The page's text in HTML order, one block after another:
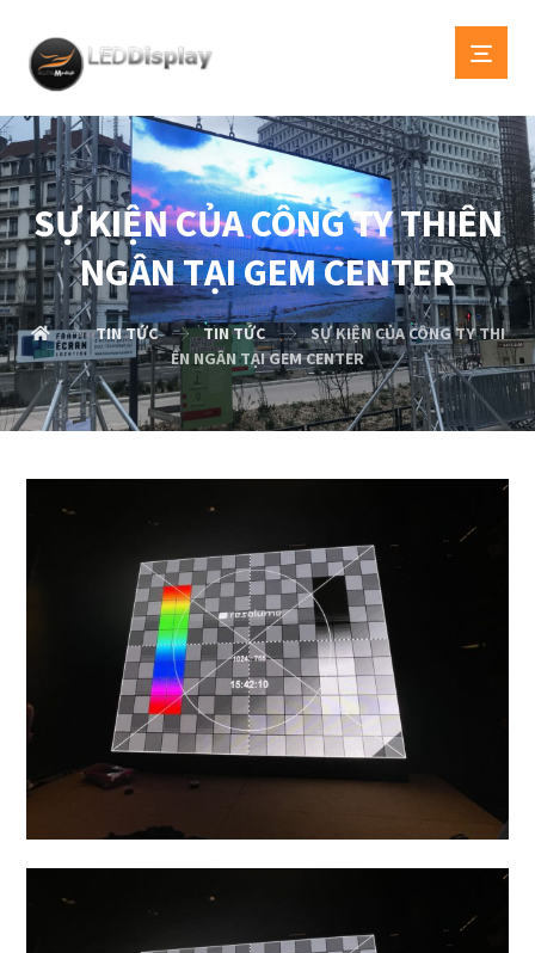
SỰ KIỆN CỦA CÔNG TY THIÊN
NGÂN TẠI GEM CENTER
TIN TỨC TIN TỨC
SỰ KIỆN CỦA CÔNG TY THI
ÊN NGÂN TẠI GEM CENTER